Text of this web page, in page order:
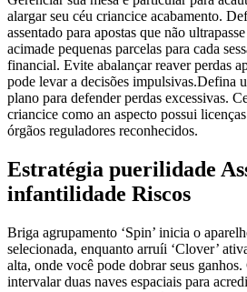
alargar seu céu criancice acabamento.
assentado para apostas que não
acimade pequenas parcelas para cada
financial. Evite abalançar reaver perdas
pode levar a decisões impulsivas.Defina
plano para defender perdas excessivas.
criancice como an aspecto possui
órgãos reguladores reconhecidos.
Estratégia puerilidade
infantilidade Riscos
Briga agrupamento ‘Spin’ inicia o
selecionada, enquanto arruíi ‘Clover’
alta, onde você pode dobrar seus
intervalar duas naves espaciais para